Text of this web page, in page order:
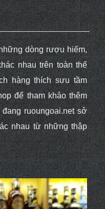
dòng rượu hiếm,
nhau trên toàn thế
hàng thích sưu tầm
để tham khảo thêm
ruoungoai.net sở
nhau từ những thập